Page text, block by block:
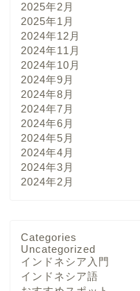
2025年2月
2025年1月
2024年12月
2024年11月
2024年10月
2024年9月
2024年8月
2024年7月
2024年6月
2024年5月
2024年4月
2024年3月
2024年2月
Categories
Uncategorized
インドネシア入門
インドネシア語